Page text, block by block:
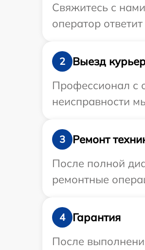
Свяжитесь с
оператор
2
Выезд
Профессионал с
неисправности
3
Ремонт
После полной
ремонтные
4
Гарантия
После